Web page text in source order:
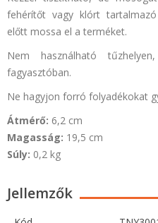
fehérítőt vagy klórt
előtt mossa el a terméket.
Nem használható
fagyasztóban.
Ne hagyjon forró folyadékokat
Átmérő: 6,2 cm
Magasság: 19,5 cm
Súly: 0,2 kg
Jellemzők